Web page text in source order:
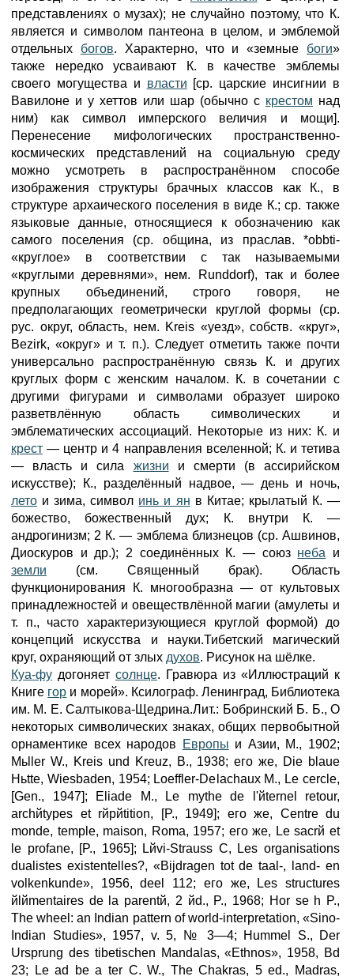
представлениях о музах); не случайно поэтому, что К.
является и символом пантеона в целом, и эмблемой
отдельных богов. Характерно, что и «земные боги»
также нередко усваивают К. в качестве эмблемы
своего могущества и власти [ср. царские инсигнии в
Вавилоне и у хеттов или шар (обычно с крестом над
ним) как символ имперского величия и мощи].
Перенесение мифологических пространственно-
космических представлений на социальную среду
можно усмотреть в распространённом способе
изображения структуры брачных классов как К., в
структуре архаического поселения в виде К.; ср. также
языковые данные, относящиеся к обозначению как
самого поселения (ср. община, из праслав. *obbti-
«круглое» в соответствии с так называемыми
«круглыми деревнями», нем. Runddorf), так и более
крупных объединений, строго говоря, не
предполагающих геометрически круглой формы (ср.
рус. округ, область, нем. Kreis «уезд», собств. «круг»,
Bezirk, «округ» и т. п.). Следует отметить также почти
универсально распространённую связь К. и других
круглых форм с женским началом. К. в сочетании с
другими фигурами и символами образует широко
разветвлённую область символических и
эмблематических ассоциаций. Некоторые из них: К. и
крест — центр и 4 направления вселенной; К. и тетива
— власть и сила жизни и смерти (в ассирийском
искусстве); К., разделённый надвое, — день и ночь,
лето и зима, символ инь и ян в Китае; крылатый К. —
божество, божественный дух; К. внутри К. —
андрогинизм; 2 К. — эмблема близнецов (ср. Ашвинов,
Диоскуров и др.); 2 соединённых К. — союз неба и
земли (см. Священный брак). Область
функционирования К. многообразна — от культовых
принадлежностей и овеществлённой магии (амулеты и
т. п., часто характеризующиеся круглой формой) до
концепций искусства и науки.Тибетский магический
круг, охраняющий от злых духов. Рисунок на шёлке.
Куа-фу догоняет солнце. Гравюра из «Иллюстраций к
Книге гор и морей». Ксилограф. Ленинград, Библиотека
им. M. E. Салтыкова-Щедрина.Лит.: Бобринский Б. Б., О
некоторых символических знаках, общих первобытной
орнаментике всех народов
Европы и Азии, М., 1902;
Mьller W., Kreis und Kreuz, В., 1938; его же, Die blaue
Hьtte, Wiesbaden, 1954; Loeffler-Delachaux M., Le cercle,
[Gen., 1947]; Eliade M., Le mythe de l'йternel retour,
archйtypes et rйpйtition, [P., 1949]; его же, Centre du
monde, temple, maison, Roma, 1957; его же, Le sacrй et
le profane, [P., 1965]; Lйvi-Strauss C, Les organisations
dualistes existentelles?, «Bijdragen tot de taal-, land- en
volkenkunde», 1956, deel 112; его же, Les structures
йlйmentaires de lа parentй, 2 йd., P., 1968; Hor se h P.,
The wheel: an Indian pattern of world-interpretation, «Sino-
Indian Studies», 1957, v. 5, № 3—4; Hummel S., Der
Ursprung des tibetischen Mandalas, «Ethnos», 1958, Bd
23; Le ad be a ter С. W., The Chakras, 5 ed., Madras,